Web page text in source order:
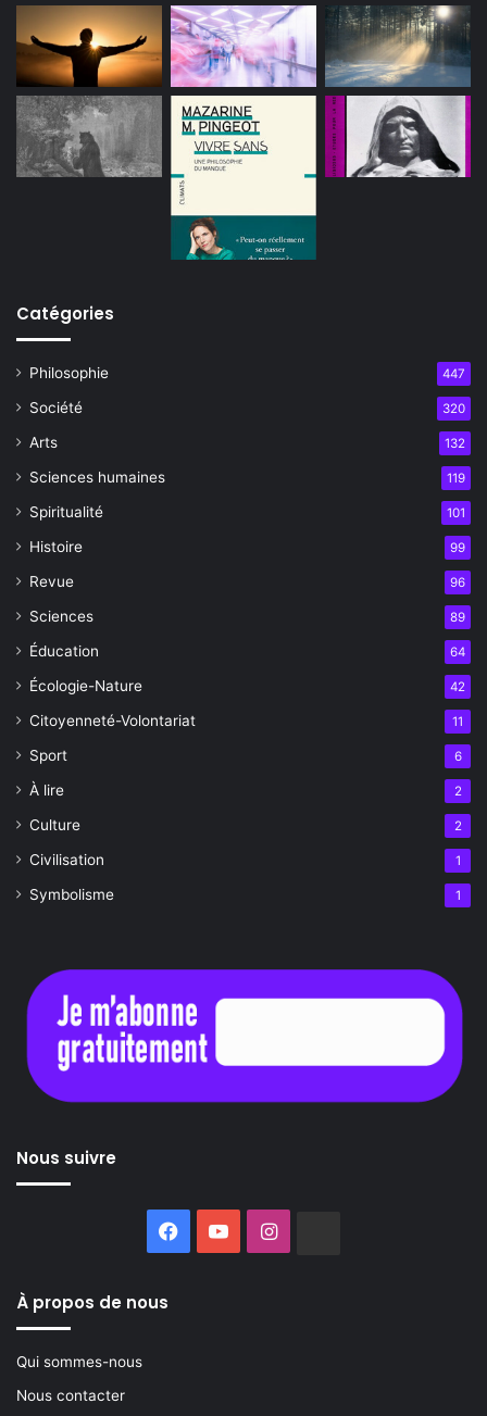
Catégories
Philosophie 447
Société 320
Arts 132
Sciences humaines 119
Spiritualité 101
Histoire 99
Revue 96
Sciences 89
Éducation 64
Écologie-Nature 42
Citoyenneté-Volontariat 11
Sport 6
À lire 2
Culture 2
Civilisation 1
Symbolisme 1
Nous suivre
Facebook
YouTubeInstagram
À propos de nous
Qui sommes-nous
Nous contacter